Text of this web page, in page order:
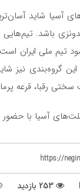
آسیا شاید
باشد.
تیم ملی ایران
گروه‌بندی نیز
رقبا، قرعه
آسیا با حضور
https://